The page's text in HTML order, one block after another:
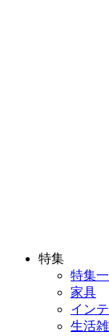
特集
特集
家具
イン
生活